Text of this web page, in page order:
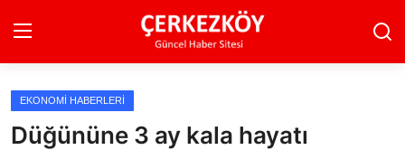
Ana Sayfa
EKONOMI HABERLERI
Düğününe 3 ay kala hayatı